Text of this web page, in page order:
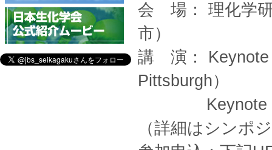
会 場： 理化学
市）
講 演： Keynote
Pittsburgh）
Keynote
（詳細はシンポ